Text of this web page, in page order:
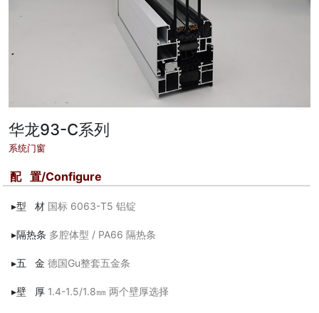
华龙93-C系列
系统门窗
配 置/Configure
▸型 材 国标 6063-T5 铝锭
▸隔热条 多腔体型 / PA66 隔热条
▸五 金 德国Gu整套五金条
▸壁 厚 1.4-1.5/1.8㎜ 两个壁厚选择